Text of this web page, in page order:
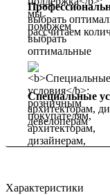
выбрать
рассчитаем
Специальные
архитекторам,
девелоперам
Характеристики